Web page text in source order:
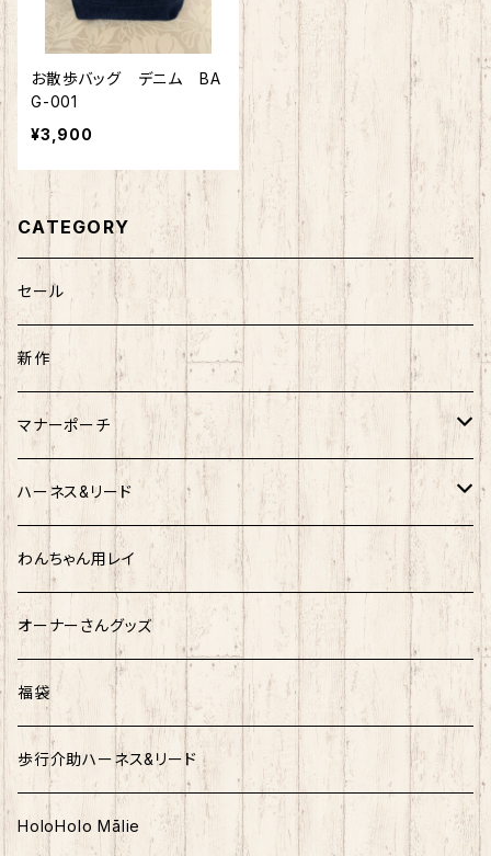
お散歩バッグ デニム BA
G-001
¥3,900
CATEGORY
セール
新作
マナーポーチ
Sサイズ
Mサイズ
ハーネス&リード
ソフトハーネス&リード
ハーネス&リード
わんちゃん用レイ
オーナーさんグッズ
福袋
歩行介助ハーネス&リード
HoloHolo Mālie